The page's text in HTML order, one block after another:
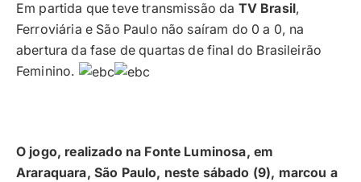
Em partida que teve transmissão da TV Brasil,
Ferroviária e São Paulo não saíram do 0 a 0, na
abertura da fase de quartas de final do Brasileirão
Feminino.
O jogo, realizado na Fonte Luminosa, em
Araraquara, São Paulo, neste sábado (9), marcou a